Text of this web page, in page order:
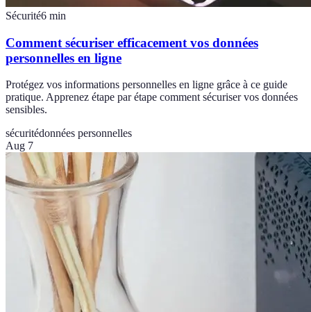
Sécurité6 min
Comment sécuriser efficacement vos données
personnelles en ligne
Protégez vos informations personnelles en ligne grâce à ce guide
pratique. Apprenez étape par étape comment sécuriser vos données
sensibles.
sécuritédonnées personnelles
Aug 7